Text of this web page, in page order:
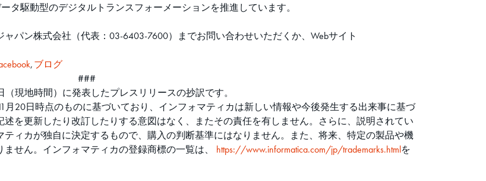
駆動型のデジタルトランスフォーメーションを推進しています。
パン株式会社（代表：03-6403-7600）までお問い合わせいただくか、Webサイト
,ブログ
###
現地時間）に発表したプレスリリースの抄訳です。
20日時点のものに基づいており、インフォマティカは新しい情報や今後発生する出来事に基づ
を更新したり改訂したりする意図はなく、またその責任を有しません。さらに、説明されてい
ィカが独自に決定するもので、購入の判断基準にはなりません。また、将来、特定の製品や機
せん。インフォマティカの登録商標の一覧は、 https://www.informatica.com/jp/trademarks.htmlを